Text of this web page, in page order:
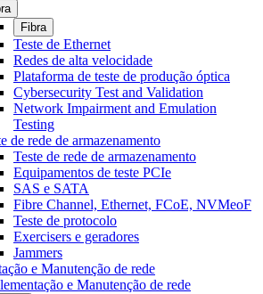
Fibra
Teste de Ethernet
Redes de alta velocidade
Plataforma de teste de produção óptica
Cybersecurity Test and Validation
Network Impairment and Emulation
Testing
de rede de armazenamento
Teste de rede de armazenamento
Equipamentos de teste PCIe
SAS e SATA
Fibre Channel, Ethernet, FCoE, NVMeoF
Teste de protocolo
Exercisers e geradores
Jammers
e Manutenção de rede
e Manutenção de rede